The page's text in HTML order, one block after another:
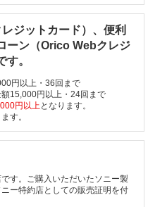
ジットカード）、便利
ーン（Orico Webクレジ
。
円以上・36回まで
15,000円以上・24回まで
円以上となります。
す。
す。ご購入いただいたソニー製
ー特約店としての販売証明を付